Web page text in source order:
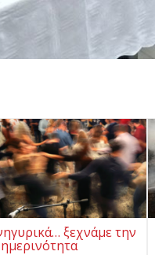
ξεχνάμε την